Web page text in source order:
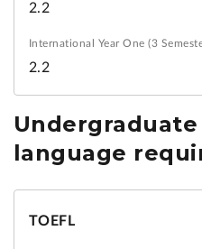
2.2
2.2
language
TOEFL